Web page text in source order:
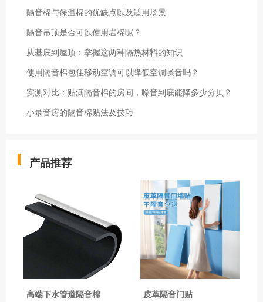
隔音棉与保温棉的优缺点以及适用场景
隔音吊顶是否可以使用岩棉呢？
从基底到屋顶：掌握这两种隔热材料的知识
使用隔音棉包住移动空调可以降低空调噪音吗？
实测对比：贴满隔音棉的房间，噪音到底能降多少分贝？
小录音房的隔音棉贴法及技巧
产品推荐
高端下水管道隔音棉 皮革隔音门贴